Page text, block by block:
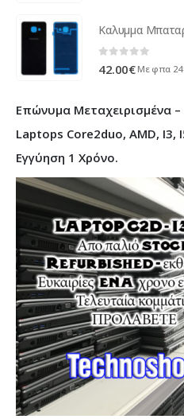
0out of 5
42.00€ Με φπα
Επώνυμα Μεταχειρισμένα
Laptops Core2duo, AMD,
Εγγύηση 1 Χρόνο.